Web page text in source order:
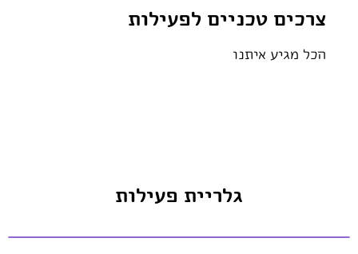
צרכים טכניים לפעילות
הכל מגיע איתנו
גלריית פעילות